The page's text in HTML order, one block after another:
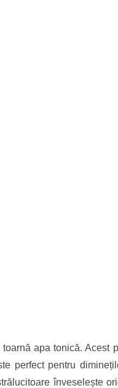
apa tonică. Acest
perfect pentru
înveselește